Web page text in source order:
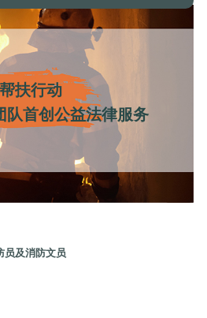
帮扶行动
队首创公益法律服务
员及消防文员